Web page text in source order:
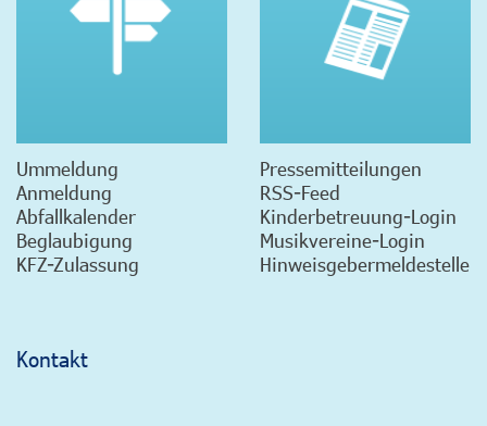
Ummeldung
Anmeldung
Abfallkalender
Beglaubigung
KFZ-Zulassung
Pressemitteilungen
RSS-Feed
Kinderbetreuung-Login
Musikvereine-Login
Hinweisgebermeldestelle
Kontakt